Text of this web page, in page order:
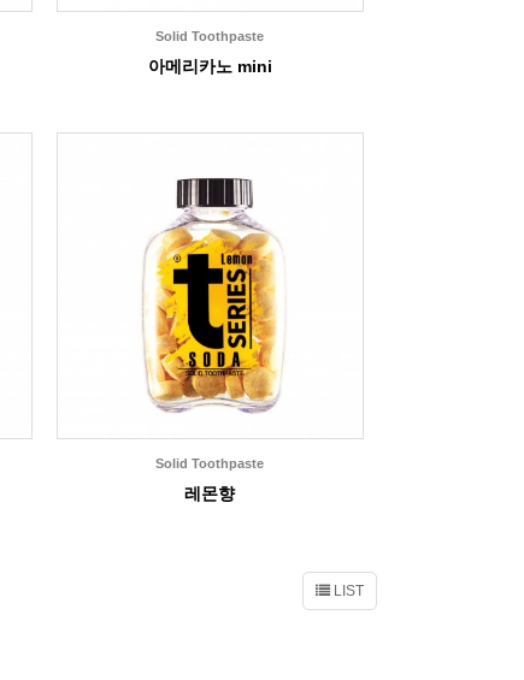
Solid Toothpaste
아메리카노 mini
Solid Toothpaste
레몬향
LIST